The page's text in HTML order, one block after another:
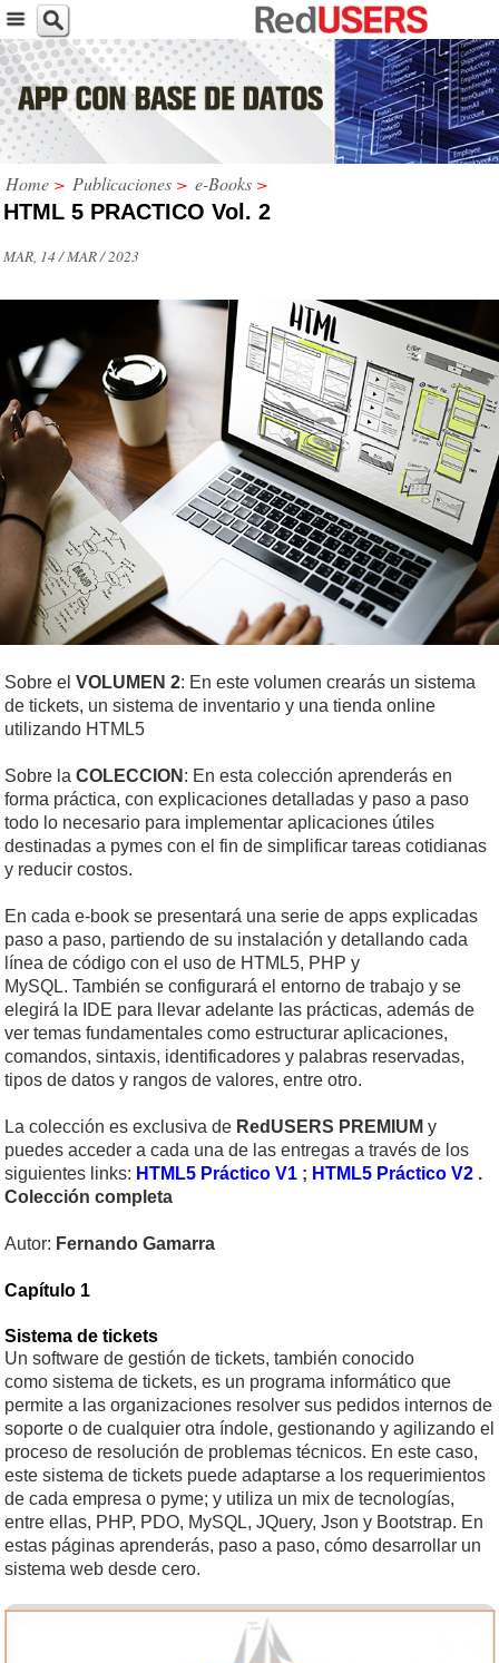
Home > Publicaciones > e-Books >
HTML 5 PRACTICO Vol. 2
MAR, 14 / MAR / 2023
Sobre el VOLUMEN 2: En este volumen crearás un sistema
de tickets, un sistema de inventario y una tienda online
utilizando HTML5
Sobre la COLECCION : En esta colección aprenderás en
forma práctica, con explicaciones detalladas y paso a paso
todo lo necesario para implementar aplicaciones útiles
destinadas a pymes con el fin de simplificar tareas cotidianas
y reducir costos.
En cada e-book se presentará una serie de apps explicadas
paso a paso, partiendo de su instalación y detallando cada
línea de código con el uso de HTML5, PHP y
MySQL. También se configurará el entorno de trabajo y se
elegirá la IDE para llevar adelante las prácticas, además de
ver temas fundamentales como estructurar aplicaciones,
comandos, sintaxis, identificadores y palabras reservadas,
tipos de datos y rangos de valores, entre otro.
La colección es exclusiva de RedUSERS PREMIUM y
puedes acceder a cada una de las entregas a través de los
siguientes links: HTML5 Práctico V1 ; HTML5 Práctico V2 .
Colección completa
Autor: Fernando Gamarra
Capítulo 1
Sistema de tickets
Un software de gestión de tickets, también conocido
como sistema de tickets, es un programa informático que
permite a las organizaciones resolver sus pedidos internos de
soporte o de cualquier otra índole, gestionando y agilizando el
proceso de resolución de problemas técnicos. En este caso,
este sistema de tickets puede adaptarse a los requerimientos
de cada empresa o pyme; y utiliza un mix de tecnologías,
entre ellas, PHP, PDO, MySQL, JQuery, Json y Bootstrap. En
estas páginas aprenderás, paso a paso, cómo desarrollar un
sistema web desde cero.